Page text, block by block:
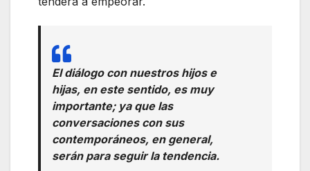
El diálogo con nuestros hijos e
hijas, en este sentido, es muy
importante; ya que las
conversaciones con sus
contemporáneos, en general,
serán para seguir la tendencia.